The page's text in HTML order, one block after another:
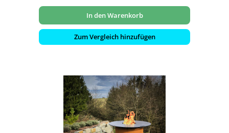
In den Warenkorb
Zum Vergleich hinzufügen